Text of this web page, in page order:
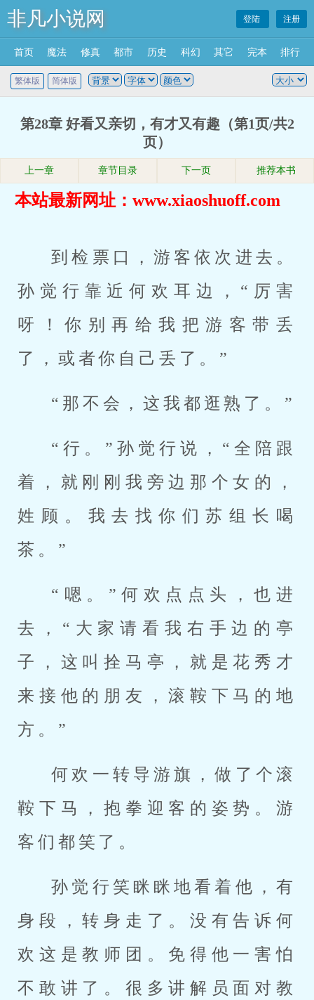
非凡小说网 登陆 注册
首页 魔法 修真 都市 历史 科幻 其它 完本 排行
繁体版 简体版
第28章 好看又亲切，有才又有趣（第1页/共2
页）
上一章 章节目录 下一页 推荐本书
本站最新网址：www.xiaoshuoff.com
到检票口，游客依次进去。
孙觉行靠近何欢耳边，“厉害
呀！你别再给我把游客带丢
了，或者你自己丢了。”
“那不会，这我都逛熟了。”
“行。”孙觉行说，“全陪跟
着，就刚刚我旁边那个女的，
姓顾。我去找你们苏组长喝
茶。”
“嗯。”何欢点点头，也进
去，“大家请看我右手边的亭
子，这叫拴马亭，就是花秀才
来接他的朋友，滚鞍下马的地
方。”
何欢一转导游旗，做了个滚
鞍下马，抱拳迎客的姿势。游
客们都笑了。
孙觉行笑眯眯地看着他，有
身段，转身走了。没有告诉何
欢这是教师团。免得他一害怕
不敢讲了。很多讲解员面对教